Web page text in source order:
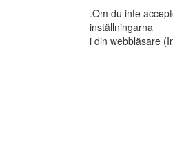
.Om du inte
inställningarna
i din webbläsare